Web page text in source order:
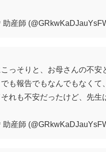
産師
っそりと、お母さんの不
も報告でもなんでもなく
れも不安だったけど、先生
産師